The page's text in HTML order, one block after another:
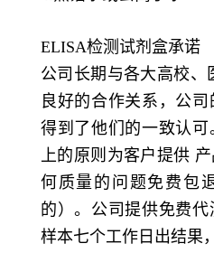
ELISA检测试剂盒承诺
公司长期与各大高校、
良好的合作关系，公
得到了他们的一致认
上的原则为客户提供
何质量的问题免费包
的）。公司提供免费
样本七个工作日出结果